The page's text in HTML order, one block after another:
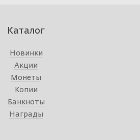
Каталог
Новинки
Акции
Монеты
Копии
Банкноты
Награды